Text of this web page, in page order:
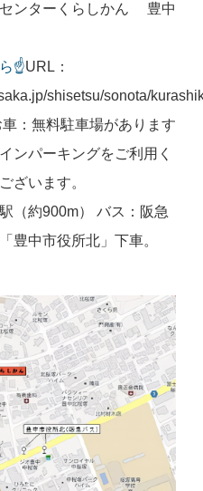
ンターくらしかん 豊中
☝URL：
shisetsu/sonota/
料駐車場があります
ンパーキングをご利用く
ざいます。
900m） バス：阪急
豊中市役所北」下車。